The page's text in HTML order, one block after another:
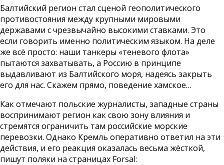
Балтийский регион стал сценой геополитического
противостояния между крупными мировыми
державами с чрезвычайно высокими ставками. Это
если говорить именно политическим языком. На деле
же всё просто: наши танкеры «теневого флота»
пытаются захватывать, а Россию в принципе
выдавливают из Балтийского моря, надеясь закрыть
его для нас. Скажем прямо, поведение хамское…
Как отмечают польские журналисты, западные страны
воспринимают регион как свою зону влияния и
стремятся ограничить там российские морские
перевозки. Однако Кремль оперативно ответил на эти
действия, и его реакция оказалась весьма жёсткой,
пишут поляки на страницах Forsal: